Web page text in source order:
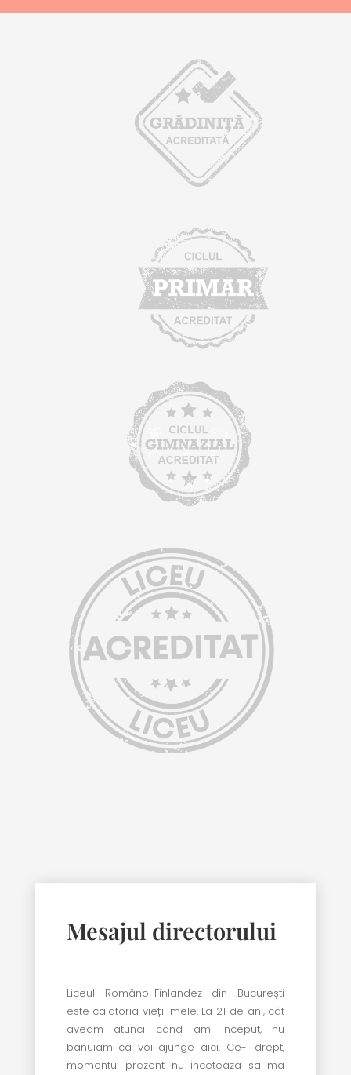
Mesajul directorului
Liceul Româno-Finlandez din București
este călătoria vieții mele. La 21 de ani, cât
aveam atunci când am început, nu
bănuiam că voi ajunge aici. Ce-i drept,
momentul prezent nu încetează să mă